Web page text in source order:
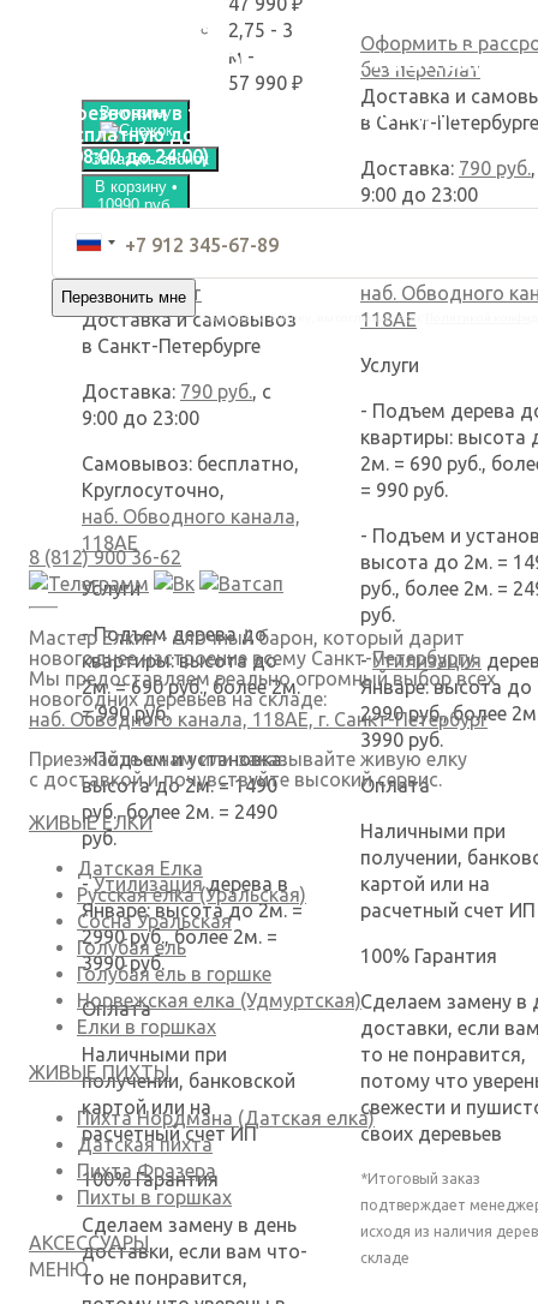
2,75 - 3
м -
57 990 ₽
В корзину
Заказать звонок
В корзину •
10990 руб.
без переплат
Доставка и самовывоз
в Санкт-Петербурге
Доставка: 790 руб., с
9:00 до 23:00
Самовывоз: бесплатно,
Круглосуточно,
наб. Обводного канала,
118АЕ
Услуги
- Подъем дерева до
квартиры: высота до
2м. = 690 руб., более 2м.
= 990 руб.
- Подъем и установка:
высота до 2м. = 1490
руб., более 2м. = 2490
руб.
-Утилизациядерева в
Январе: высота до 2м. =
2990 руб., более 2м. =
3990 руб.
Оплата
Наличными при
получении, банковской
картой или на
расчетный счет ИП
100% Гарантия
Сделаем замену в день
доставки, если вам что-
то не понравится,
Оформить в
без переплат
Доставка и
в Санкт-Петербурге
Доставка: 790 руб.
9:00 до 23:00
наб. Обводного
118АЕ
Услуги
- Подъем дерева
квартиры: высота
2м. = 690 руб.,
= 990 руб.
- Подъем и
высота до 2м. =
руб., более 2м. =
руб.
-Утилизация
Январе: высота до
2990 руб., более
3990 руб.
Оплата
Наличными при
получении,
картой или на
расчетный счет ИП
100% Гарантия
Сделаем замену в
доставки, если
то не понравится,
потому что
свежести и
своих деревьев
*Итоговый заказ
подтверждает
исходя из наличия
складе
пушистую
елку с удобной доставкой
Перезвоним в течении 90 сек. или подарим
бесплатную доставку
(с 08:00 до 24:00)
Нажимая на кнопку, вы соглашаетесь с
8 (812) 900 36-62
Мастер Елкин - елочный барон, который дарит
новогоднее настроение всему Санкт-Петербургу.
Мы предоставляем реально огромный выбор всех
новогодних деревьев на складе:
наб. Обводного канала, 118АЕ, г. Санкт-Петербург
Приезжайте к нам или заказывайте живую елку
с доставкой и почувствуйте высокий сервис.
ЖИВЫЕ ЕЛКИ
Датская Елка
Русская елка (Уральская)
Сосна Уральская
Голубая ель
Голубая ель в горшке
Норвежская елка (Удмуртская)
Елки в горшках
ЖИВЫЕ ПИХТЫ
Пихта Нордмана (Датская елка)
Датская пихта
Пихта Фразера
Пихты в горшках
АКСЕССУАРЫ
МЕНЮ